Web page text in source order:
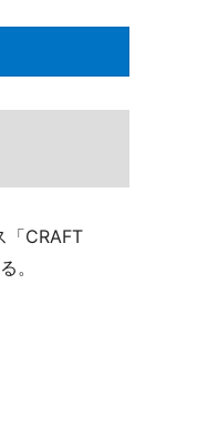
CRAFT
。